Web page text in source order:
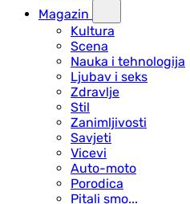
Magazin
Kultura
Scena
Nauka i tehnologija
Ljubav i seks
Zdravlje
Stil
Zanimljivosti
Savjeti
Vicevi
Auto-moto
Porodica
Pitali smo...